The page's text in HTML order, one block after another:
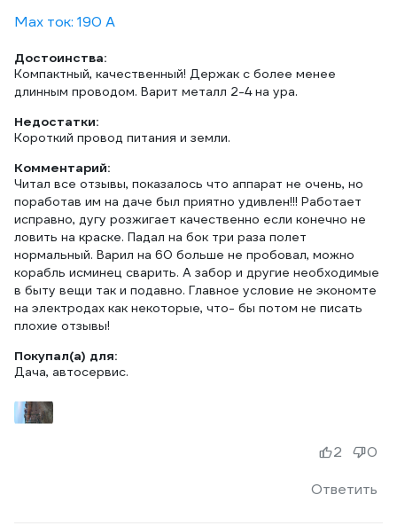
Max ток: 190 А
Достоинства:
Компактный, качественный! Держак с более менее
длинным проводом. Варит металл 2-4 на ура.
Недостатки:
Короткий провод питания и земли.
Комментарий:
Читал все отзывы, показалось что аппарат не очень, но
поработав им на даче был приятно удивлен!!! Работает
исправно, дугу розжигает качественно если конечно не
ловить на краске. Падал на бок три раза полет
нормальный. Варил на 60 больше не пробовал, можно
корабль исминец сварить. А забор и другие необходимые
в быту вещи так и подавно. Главное условие не экономте
на электродах как некоторые, что- бы потом не писать
плохие отзывы!
Покупал(а) для:
Дача, автосервис.
Ответить
2 0